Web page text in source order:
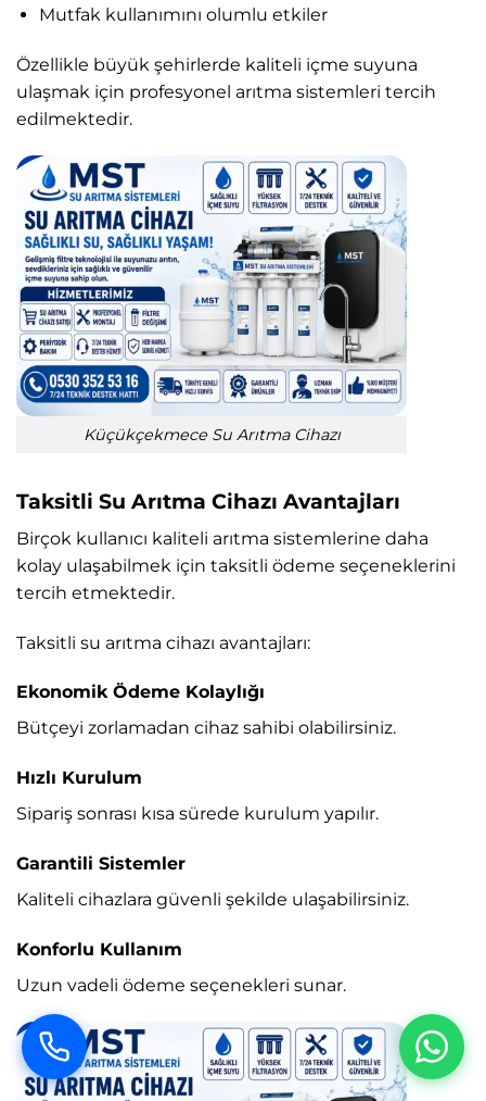
Mutfak kullanımını olumlu etkiler
Özellikle büyük şehirlerde kaliteli içme suyuna
ulaşmak için profesyonel arıtma sistemleri tercih
edilmektedir.
Küçükçekmece Su Arıtma Cihazı
Taksitli Su Arıtma Cihazı Avantajları
Birçok kullanıcı kaliteli arıtma sistemlerine daha
kolay ulaşabilmek için taksitli ödeme seçeneklerini
tercih etmektedir.
Taksitli su arıtma cihazı avantajları:
Ekonomik Ödeme Kolaylığı
Bütçeyi zorlamadan cihaz sahibi olabilirsiniz.
Hızlı Kurulum
Sipariş sonrası kısa sürede kurulum yapılır.
Garantili Sistemler
Kaliteli cihazlara güvenli şekilde ulaşabilirsiniz.
Konforlu Kullanım
Uzun vadeli ödeme seçenekleri sunar.